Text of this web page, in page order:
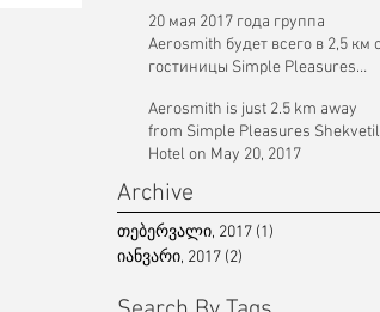
20 мая 2017 года группа
Aerosmith будет всего в 2,5 км от
гостиницы Simple Pleasures
Aerosmith is just 2.5 km away
from Simple Pleasures Shekvetili
Hotel on May 20, 2017
Archive
თებერვალი, 2017 (1)
იანვარი, 2017 (2)